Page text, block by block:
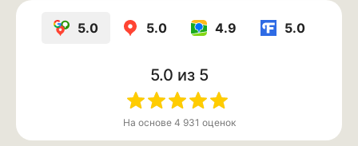
5.0 5.0 4.9 5.0
5.0 из 5
На основе 4 931 оценок